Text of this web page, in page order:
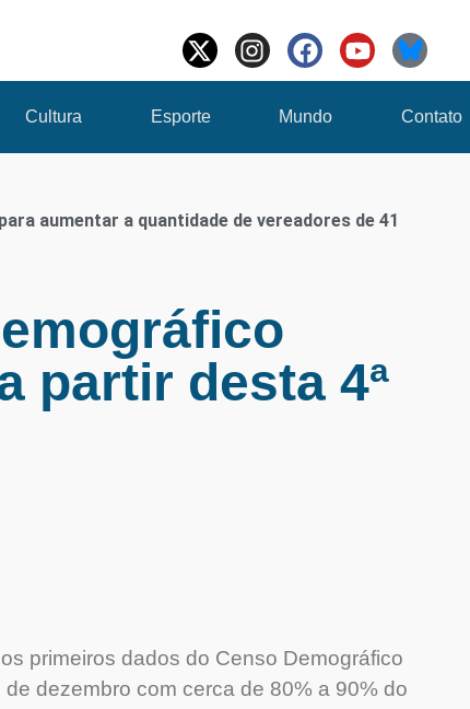
Cultura Esporte Mundo Contato
aumentar a quantidade de vereadores de 41
partir desta 4ª
primeiros dados do Censo Demográfico
dezembro com cerca de 80% a 90% do